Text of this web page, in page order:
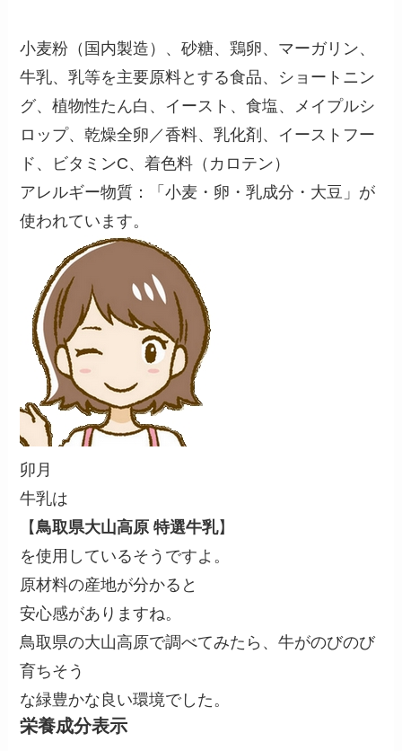
小麦粉（国内製造）、砂糖、鶏卵、マーガリン、
牛乳、乳等を主要原料とする食品、ショートニン
グ、植物性たん白、イースト、食塩、メイプルシ
ロップ、乾燥全卵／香料、乳化剤、イーストフー
ド、ビタミンC、着色料（カロテン）
アレルギー物質：「小麦・卵・乳成分・大豆」が
使われています。
卯月
牛乳は
【 鳥取県大山高原 特選牛乳】
を使用しているそうですよ。
原材料の産地が分かると
安心感がありますね。
鳥取県の大山高原で調べてみたら、牛がのびのび
育ちそう
な緑豊かな良い環境でした。
栄養成分表示